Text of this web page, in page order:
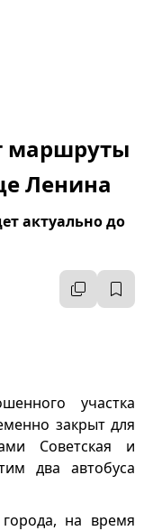
маршруты
Ленина
актуально до
участка
закрыт для
Советская и
два автобуса
на время